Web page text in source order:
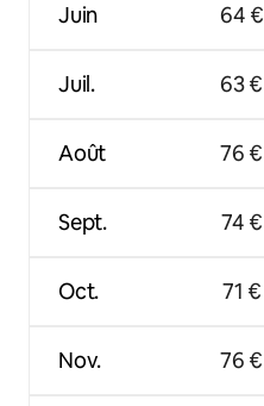
Juin
Juil.
Août
Sept.
Oct.
Nov.
64 €
63 €
76 €
74 €
71 €
76 €